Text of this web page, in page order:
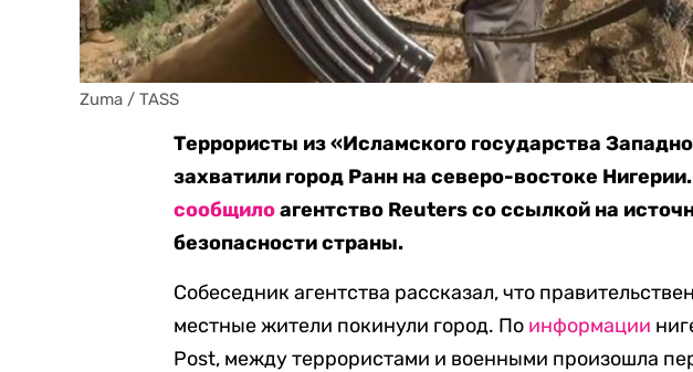
Zuma / TASS
Террористы из «Исламского государства
захватили город Ранн на северо-востоке
сообщилоагентство Reuters со ссылкой на
безопасности страны.
Собеседник агентства рассказал, что
местные жители покинули город. По информации
Post, между террористами и военными произошла